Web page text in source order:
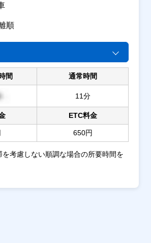
順
間 通常時間
11分
ETC料金
650円
考慮しない順調な場合の所要時間を